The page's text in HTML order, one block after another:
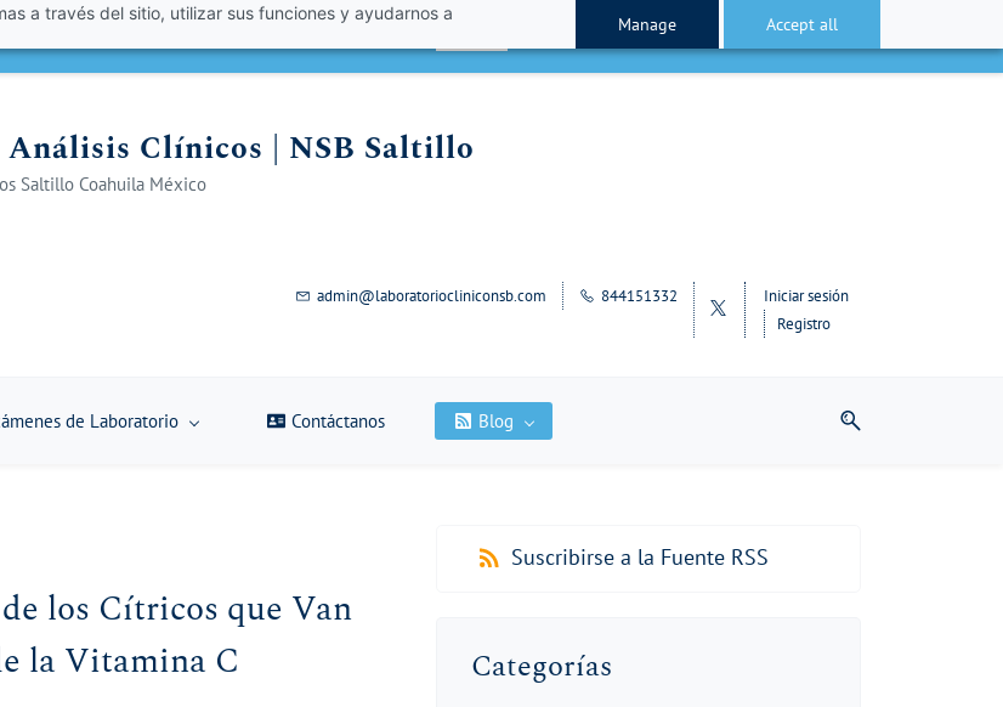
a través del sitio, utilizar sus funciones y ayudarnos a
Manage Accept all
Clínicos | NSB Saltillo
Saltillo Coahuila México
admin@laboratoriocliniconsb.com 844151332
Iniciar sesión
Registro
de Laboratorio Contáctanos Blog
los Cítricos que Van
la Vitamina C
Suscribirse a la Fuente RSS
Categorías
de descuento con el código VERANO 2026!